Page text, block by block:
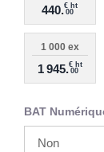
440.€ ht
00
1 000 ex
1 945.€ ht
00
BAT